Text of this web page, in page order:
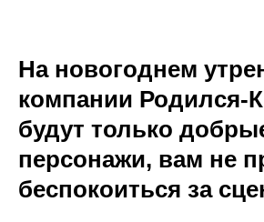
На новогоднем
компании Родился-
будут только
персонажи, вам не
беспокоиться за